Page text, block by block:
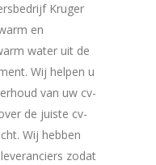
Kruger
en
water uit de
Wij helpen u
van uw cv-
de juiste cv-
Wij hebben
zodat